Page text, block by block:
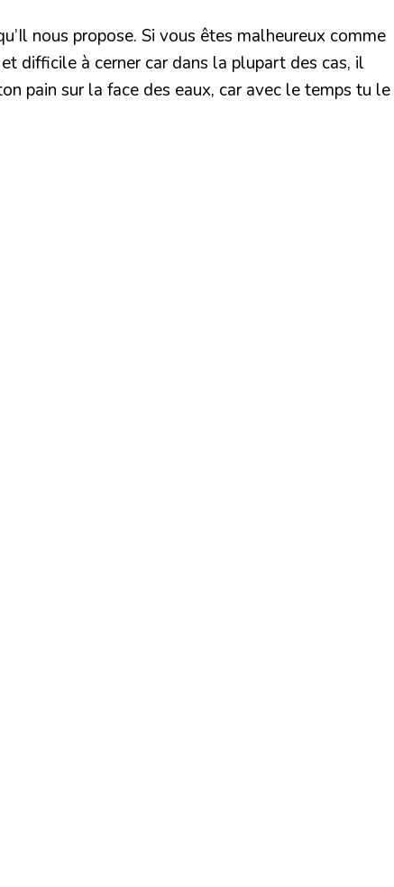
nous propose. Si vous êtes malheureux comme
difficile à cerner car dans la plupart des cas, il
pain sur la face des eaux, car avec le temps tu le